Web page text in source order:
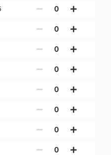
0
0
0
0
0
0
0
0